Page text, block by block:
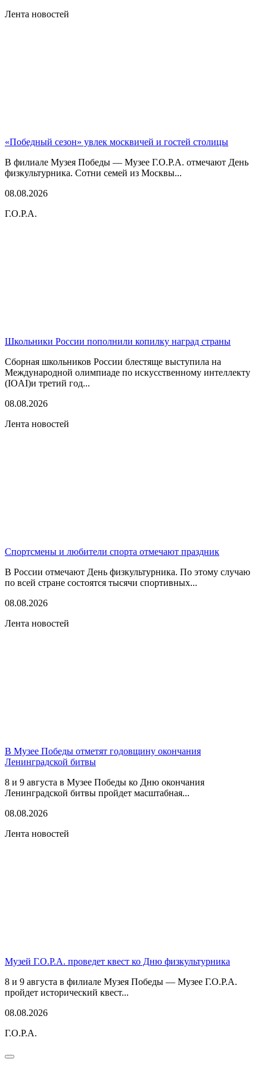
Лента новостей
«Победный сезон» увлек москвичей и гостей столицы
В филиале Музея Победы — Музее Г.О.Р.А. отмечают День
физкультурника. Сотни семей из Москвы...
08.08.2026
Г.О.Р.А.
Школьники России пополнили копилку наград страны
Сборная школьников России блестяще выступила на
Международной олимпиаде по искусственному интеллекту
(IOAI)и третий год...
08.08.2026
Лента новостей
Спортсмены и любители спорта отмечают праздник
В России отмечают День физкультурника. По этому случаю
по всей стране состоятся тысячи спортивных...
08.08.2026
Лента новостей
В Музее Победы отметят годовщину окончания
Ленинградской битвы
8 и 9 августа в Музее Победы ко Дню окончания
Ленинградской битвы пройдет масштабная...
08.08.2026
Лента новостей
Музей Г.О.Р.А. проведет квест ко Дню физкультурника
8 и 9 августа в филиале Музея Победы — Музее Г.О.Р.А.
пройдет исторический квест...
08.08.2026
Г.О.Р.А.